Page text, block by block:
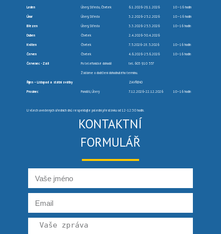
Leden Úterý, Středa, Čtvrtek 6.1.2026-29.1.2026 10 –16 hodin
Únor Úterý, Středa 3.2.2026-25.2.2026 10 –16 hodin
Březen Úterý, Středa 3.3.2026-25.3.2026 10–16 hodin
Duben Čtvrtek 2.4.2026-30.4.2026
Květen Čtvrtek 7.5.2026-28.5.2026 10–16 hodin
Červen Čtvrtek 4.6.2026-25.6.2026 10–16 hodin
Červenec -Září Po telefonické dohodě tel. 603 910 557
Žádáme o dodržení dohodnutého termínu.
Říjen – Listopad a státní svátky ZAVŘENO
Prosinec Pondělí, Úterý 7.12.2026-22.12.2026 10–16 hodin
U všech uvedených úředních dnů respektujte polední přestávku od 12-12:30 hodin.
KONTAKTNÍ
FORMULÁŘ